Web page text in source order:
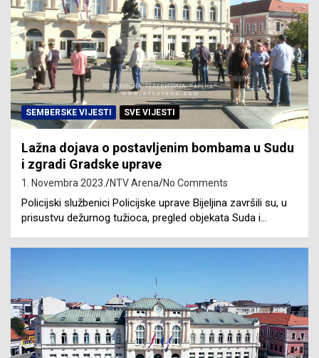
SEMBERSKE VIJESTI SVE VIJESTI
Lažna dojava o postavljenim bombama u Sudu
i zgradi Gradske uprave
1. Novembra 2023. NTV Arena No Comments
Policijski službenici Policijske uprave Bijeljina završili su, u
prisustvu dežurnog tužioca, pregled objekata Suda i…